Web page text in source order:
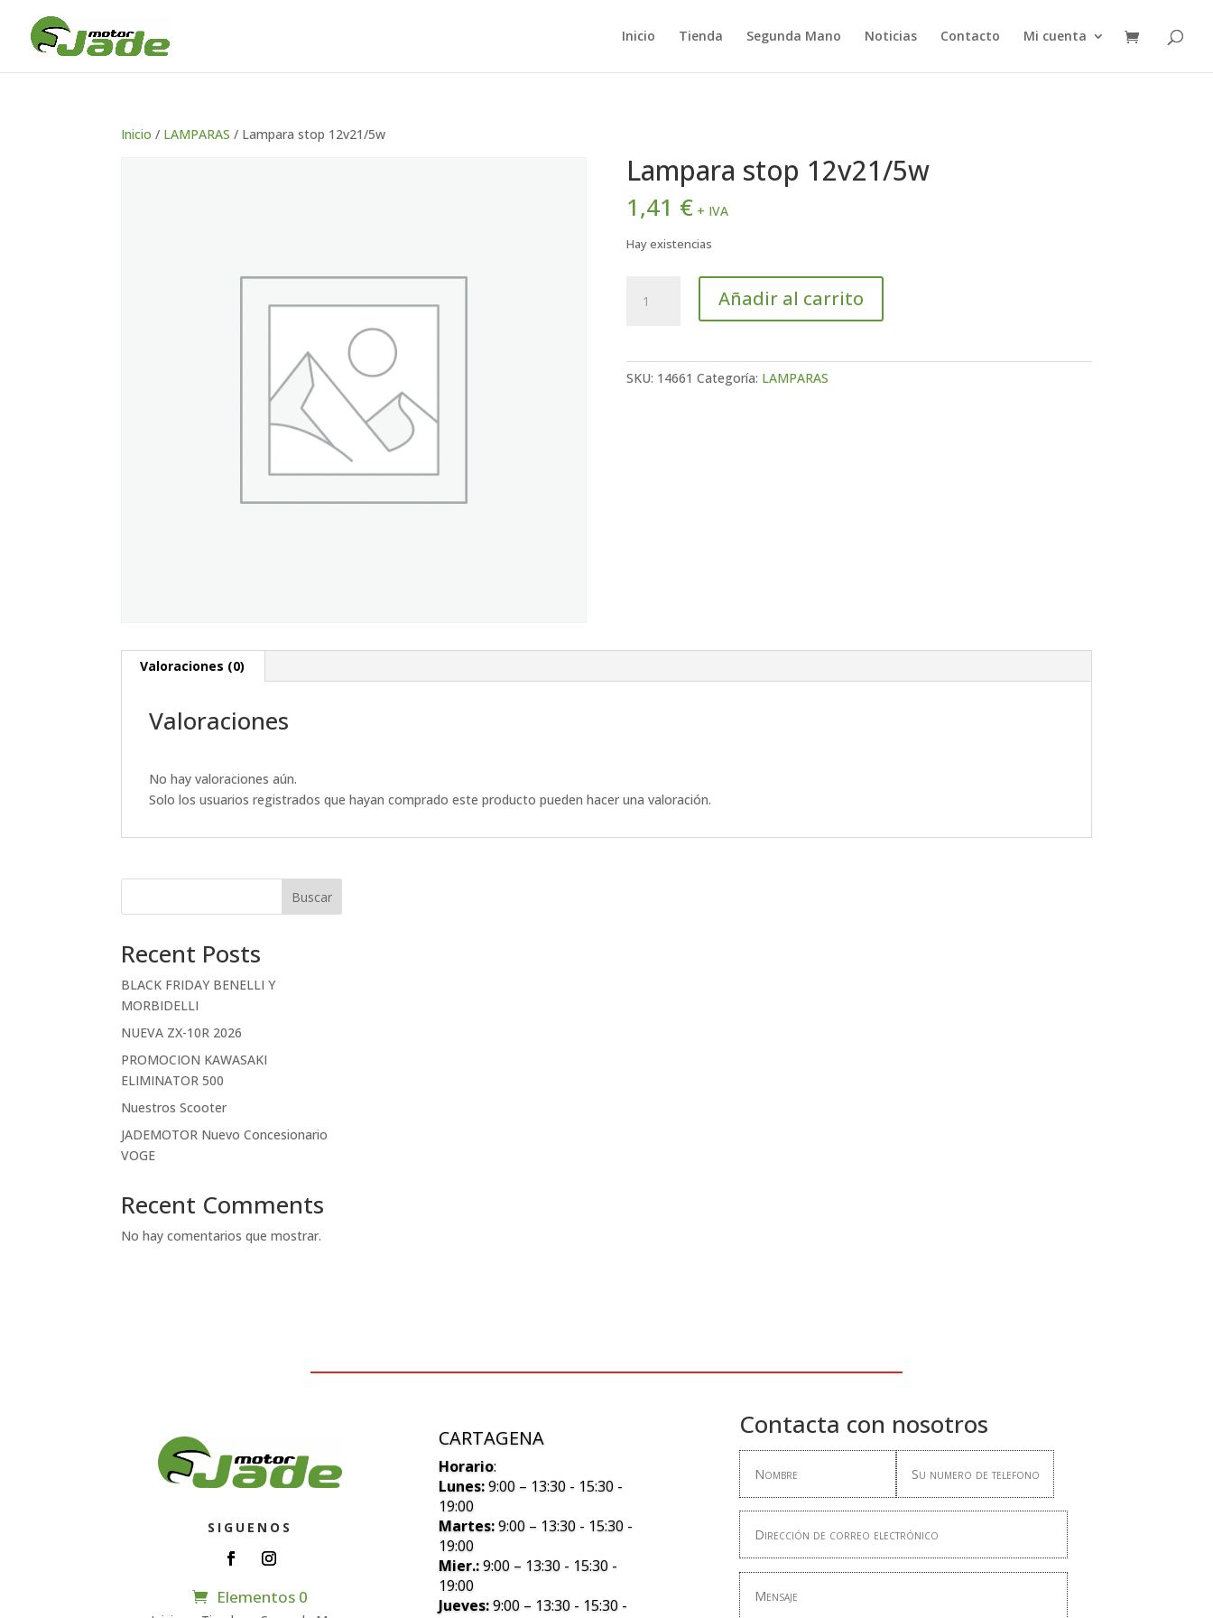
Inicio Tienda Segunda Mano Noticias Contacto Mi cuenta
Inicio / LAMPARAS / Lampara stop 12v21/5w
Lampara stop 12v21/5w
1,41 € + IVA
Hay existencias
stop
Añadir al carrito
SKU: 14661 Categoría: LAMPARAS
Valoraciones (0)
Valoraciones
No hay valoraciones aún.
Solo los usuarios registrados que hayan comprado este producto pueden hacer una valoración.
Buscar
Recent Posts
BLACK FRIDAY BENELLI Y
MORBIDELLI
NUEVA ZX-10R 2026
PROMOCION KAWASAKI
ELIMINATOR 500
Nuestros Scooter
JADEMOTOR Nuevo Concesionario
VOGE
Recent Comments
No hay comentarios que mostrar.
SIGUENOS
Elementos 0
CARTAGENA
Horario:
Lunes:9:00 – 13:30 - 15:30 -
19:00
Martes:9:00 – 13:30 - 15:30 -
19:00
Mier.:9:00 – 13:30 - 15:30 -
19:00
Jueves:9:00 – 13:30 - 15:30 -
Contacta con nosotros